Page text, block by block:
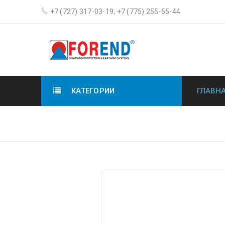
+7 (727) 317-03-19; +7 (775) 255-55-44
КАТЕГОРИИ